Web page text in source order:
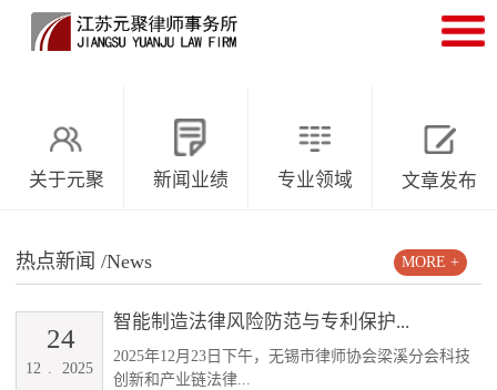
关于元聚 新闻业绩 专业领域 文章发布
热点新闻 /News
智能制造法律风险防范与专利保护...
2025年12月23日下午，无锡市律师协会梁溪分会科技
创新和产业链法律...
12 . 2025
24
MORE +